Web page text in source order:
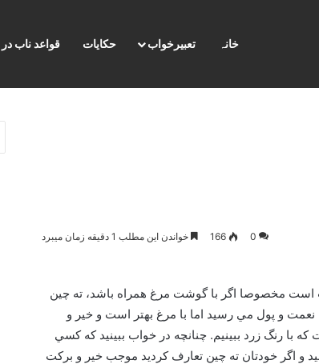
خانہ تعبیرخواب حکایات قواعد ناب
0
166 خواندن این مطلب 1 دقیقه زمان میبرد
است مخصوصا اگر با گوشت مرغ همراه باشد، ته چين
و پول مي رسيد اما با مرغ بهتر است و خير و
با رنگ زرد ببينيم. چنانچه در خواب ببينيد که کسي
و اگر خودتان ته چين تعارف کرديد موجب خير و برکت